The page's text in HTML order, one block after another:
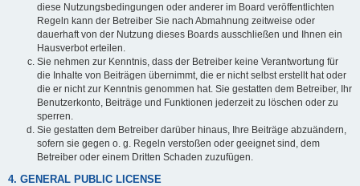
diese Nutzungsbedingungen oder anderer im Board veröffentlichten
Regeln kann der Betreiber Sie nach Abmahnung zeitweise oder
dauerhaft von der Nutzung dieses Boards ausschließen und Ihnen ein
Hausverbot erteilen.
Sie nehmen zur Kenntnis, dass der Betreiber keine Verantwortung für
die Inhalte von Beiträgen übernimmt, die er nicht selbst erstellt hat oder
die er nicht zur Kenntnis genommen hat. Sie gestatten dem Betreiber, Ihr
Benutzerkonto, Beiträge und Funktionen jederzeit zu löschen oder zu
sperren.
Sie gestatten dem Betreiber darüber hinaus, Ihre Beiträge abzuändern,
sofern sie gegen o. g. Regeln verstoßen oder geeignet sind, dem
Betreiber oder einem Dritten Schaden zuzufügen.
4. GENERAL PUBLIC LICENSE